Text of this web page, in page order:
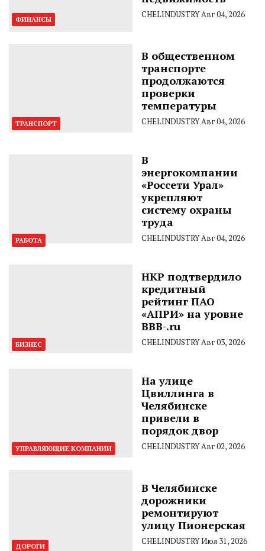
ФИНАНСЫ CHELINDUSTRYАвг 04, 2026
ТРАНСПОРТ
В общественном
транспорте
продолжаются
проверки
температуры
CHELINDUSTRYАвг 04, 2026
РАБОТА
В
энергокомпании
«Россети Урал»
укрепляют
систему охраны
труда
CHELINDUSTRYАвг 04, 2026
БИЗНЕС
НКР подтвердило
кредитный
рейтинг ПАО
«АПРИ» на уровне
BBB-.ru
CHELINDUSTRYАвг 03, 2026
УПРАВЛЯЮЩИЕ КОМПАНИИ
На улице
Цвиллинга в
Челябинске
привели в
порядок двор
CHELINDUSTRYАвг 02, 2026
ДОРОГИ
В Челябинске
дорожники
ремонтируют
улицу Пионерская
CHELINDUSTRYИюл 31, 2026